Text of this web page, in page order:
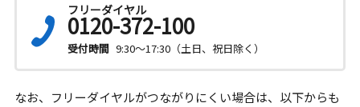
フリーダイヤル
0120-372-100
受付時間 9:30～17:30（土日、祝日除く）
なお、フリーダイヤルがつながりにくい場合は、以下からも